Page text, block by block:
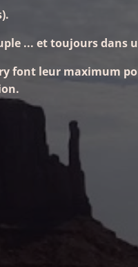
... et toujours dans
font leur maximum